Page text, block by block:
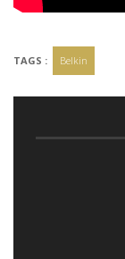
TAGS : Belkin